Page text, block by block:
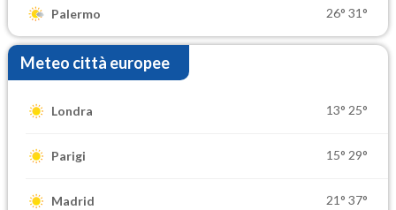
Palermo 26° 31°
Meteo città europee
Londra 13° 25°
Parigi 15° 29°
Madrid 21° 37°